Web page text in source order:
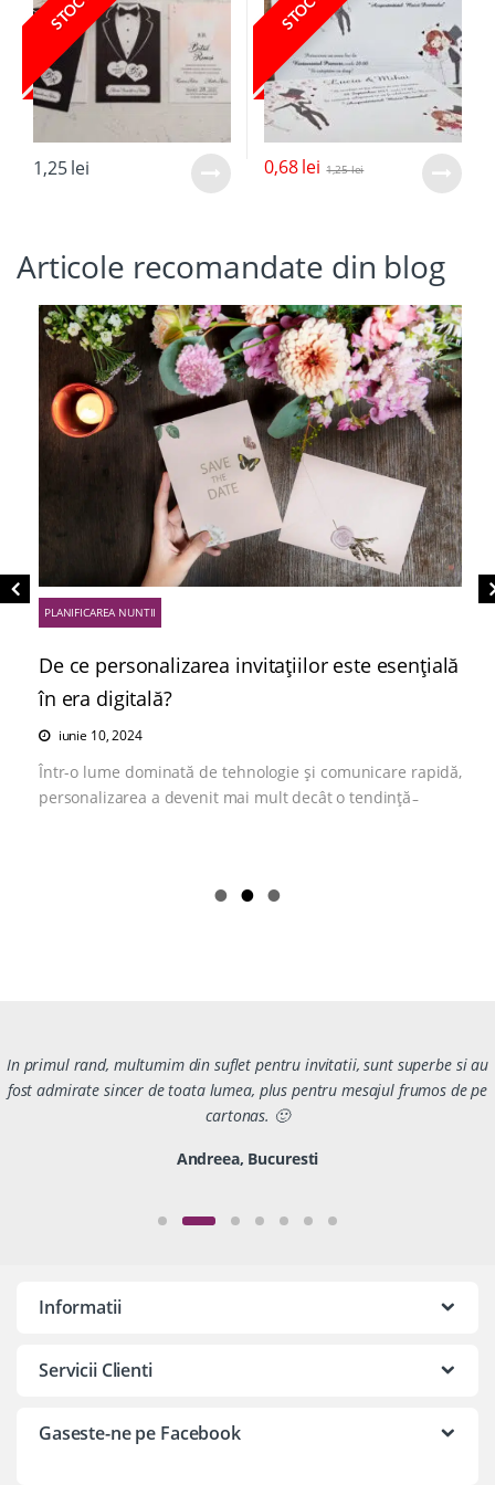
1,25lei 0,68lei 1,25lei
Articole recomandate din blog
PLANIFICAREA NUNTII
De ce personalizarea invitațiilor este esențială
în era digitală?
iunie 10, 2024
Într-o lume dominată de tehnologie și comunicare rapidă,
personalizarea a devenit mai mult decât o tendință ̵
In primul rand, multumim din suflet pentru invitatii, sunt superbe si au
fost admirate sincer de toata lumea, plus pentru mesajul frumos de pe
cartonas. 🙂
Andreea, Bucuresti
Informatii
Servicii Clienti
Gaseste-ne pe Facebook